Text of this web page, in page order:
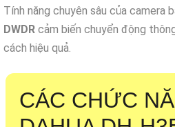
Tính năng chuyên sâu của camera
DWDR cảm biến chuyển động
cách hiệu quả.
CÁC CHỨC